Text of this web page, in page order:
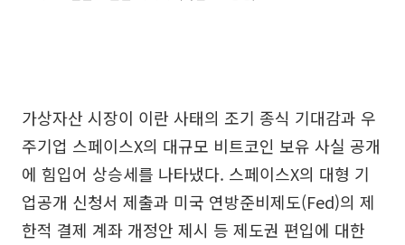
가상자산 시장이 이란 사태의 조기 종식 기대감과 우
주기업 스페이스X의 대규모 비트코인 보유 사실 공개
에 힘입어 상승세를 나타냈다. 스페이스X의 대형 기
업공개 신청서 제출과 미국 연방준비제도(Fed)의 제
한적 결제 계좌 개정안 제시 등 제도권 편입에 대한